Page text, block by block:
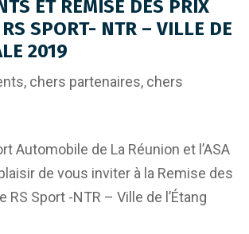
ET REMISE DES PRIX
SPORT- NTR – VILLE DE
2019
chers partenaires, chers
Automobile de La Réunion et l’ASA
de vous inviter à la Remise des
RS Sport -NTR – Ville de l’Étang